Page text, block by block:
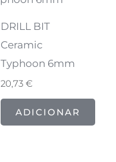
DRILL BIT
Ceramic
Typhoon 6mm
20,73€
ADICIONAR